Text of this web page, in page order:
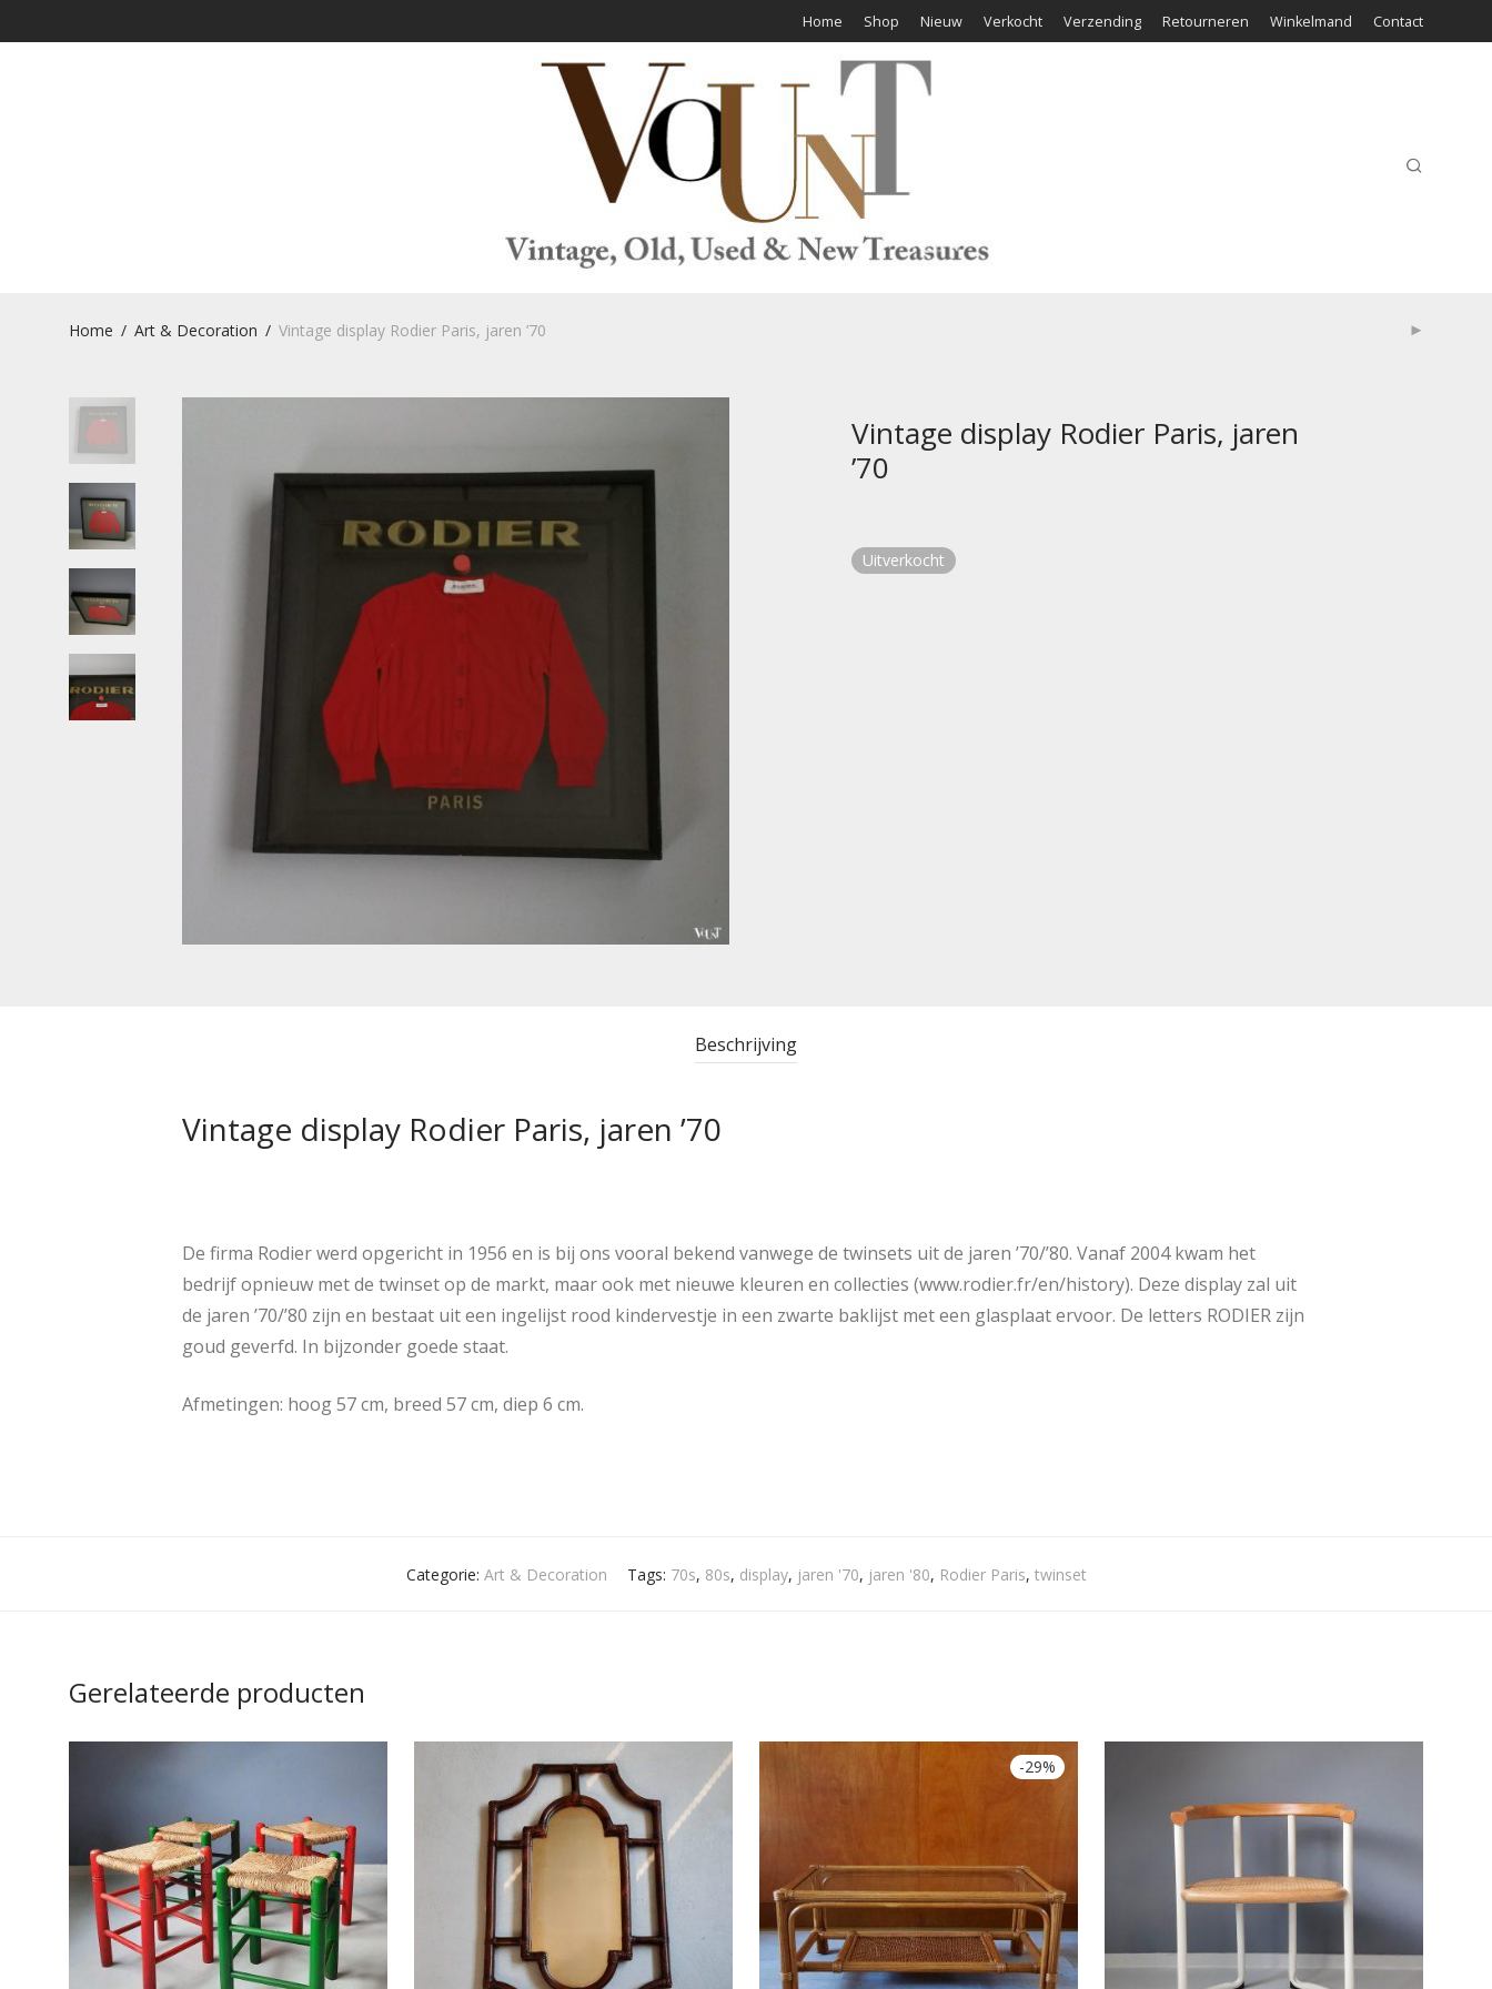
Home Shop Nieuw Verkocht Verzending Retourneren Winkelmand Contact
Home / Art & Decoration / Vintage display Rodier Paris, jaren ’70
Vintage display Rodier Paris, jaren
’70
Uitverkocht
Beschrijving
Vintage display Rodier Paris, jaren ’70
De firma Rodier werd opgericht in 1956 en is bij ons vooral bekend vanwege de twinsets uit de jaren ’70/’80. Vanaf 2004 kwam het
bedrijf opnieuw met de twinset op de markt, maar ook met nieuwe kleuren en collecties (www.rodier.fr/en/history). Deze display zal uit
de jaren ’70/’80 zijn en bestaat uit een ingelijst rood kindervestje in een zwarte baklijst met een glasplaat ervoor. De letters RODIER zijn
goud geverfd. In bijzonder goede staat.
Afmetingen: hoog 57 cm, breed 57 cm, diep 6 cm.
Categorie: Art & Decoration Tags: 70s, 80s, display, jaren '70, jaren '80, Rodier Paris, twinset
Gerelateerde producten
-29%